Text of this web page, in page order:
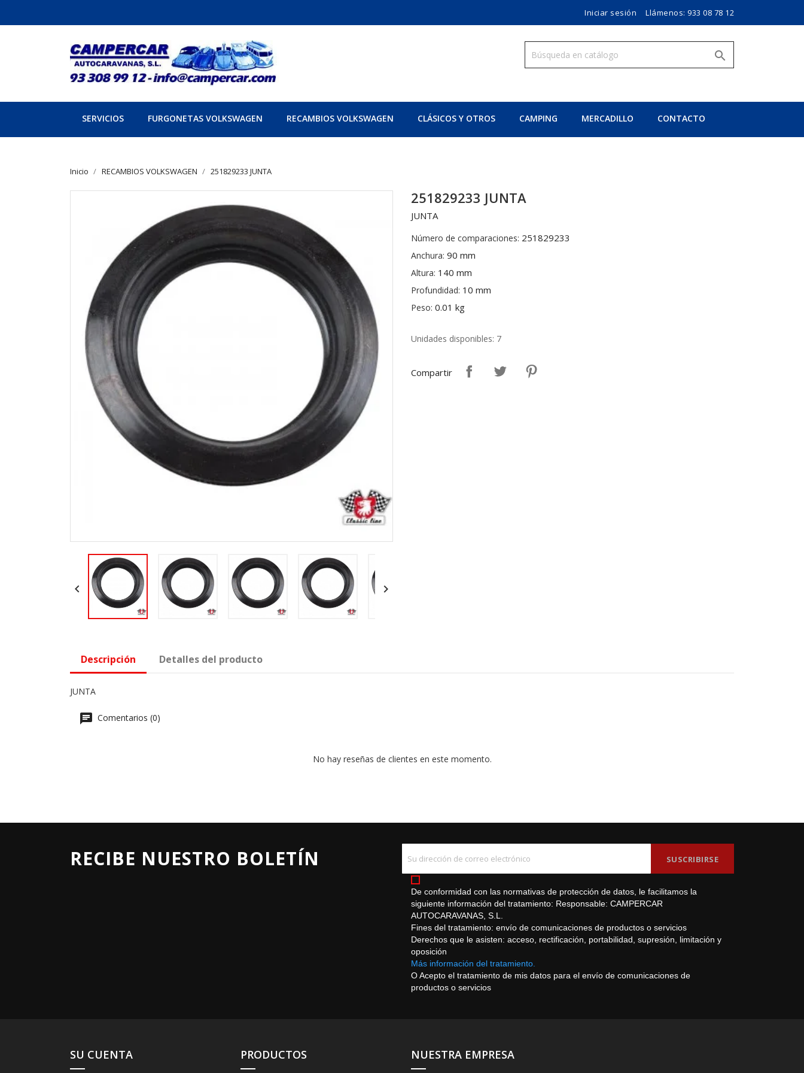
Iniciar sesión Llámenos: 933 08 78 12

SERVICIOS FURGONETAS VOLKSWAGEN RECAMBIOS VOLKSWAGEN CLÁSICOS Y OTROS CAMPING MERCADILLO CONTACTO
Inicio RECAMBIOS VOLKSWAGEN 251829233 JUNTA
 
251829233 JUNTA
JUNTA
Número de comparaciones: 251829233
Anchura: 90 mm
Altura: 140 mm
Profundidad: 10 mm
Peso: 0.01 kg
Unidades disponibles: 7
Compartir
Descripción Detalles del producto
JUNTA
Comentarios (0)
No hay reseñas de clientes en este momento.
RECIBE NUESTRO BOLETÍN
De conformidad con las normativas de protección de datos, le facilitamos la
siguiente información del tratamiento: Responsable: CAMPERCAR
AUTOCARAVANAS, S.L.
Fines del tratamiento: envío de comunicaciones de productos o servicios
Derechos que le asisten: acceso, rectificación, portabilidad, supresión, limitación y
oposición
Más información del tratamiento.
O Acepto el tratamiento de mis datos para el envío de comunicaciones de
productos o servicios
SU CUENTA PRODUCTOS NUESTRA EMPRESA